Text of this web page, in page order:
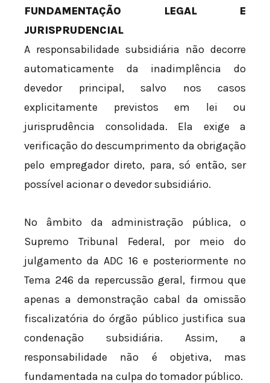
FUNDAMENTAÇÃO LEGAL E
JURISPRUDENCIAL
A responsabilidade subsidiária não decorre
automaticamente da inadimplência do
devedor principal, salvo nos casos
explicitamente previstos em lei ou
jurisprudência consolidada. Ela exige a
verificação do descumprimento da obrigação
pelo empregador direto, para, só então, ser
possível acionar o devedor subsidiário.
No âmbito da administração pública, o
Supremo Tribunal Federal, por meio do
julgamento da ADC 16 e posteriormente no
Tema 246 da repercussão geral, firmou que
apenas a demonstração cabal da omissão
fiscalizatória do órgão público justifica sua
condenação subsidiária. Assim, a
responsabilidade não é objetiva, mas
fundamentada na culpa do tomador público.